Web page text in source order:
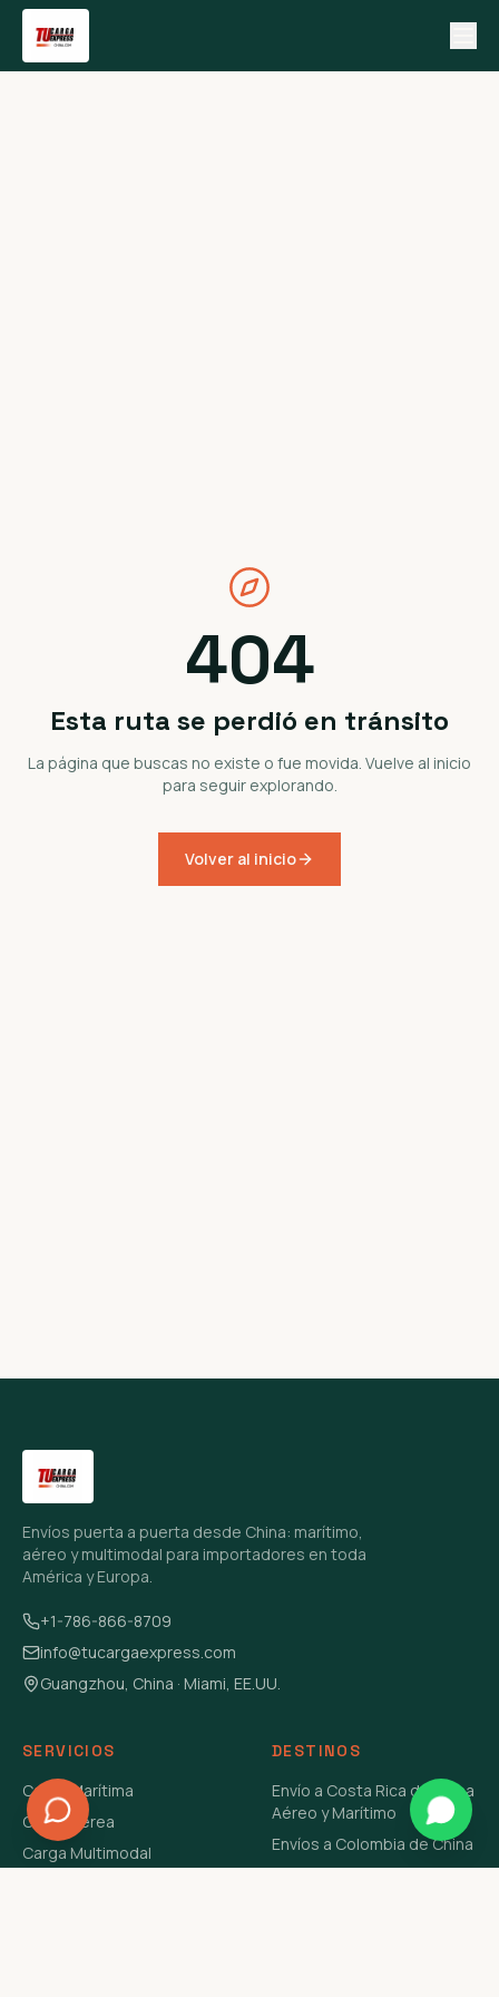
404
Esta ruta se perdió en tránsito
La página que buscas no existe o fue movida. Vuelve al inicio
para seguir explorando.
Volver al inicio
Envíos puerta a puerta desde China: marítimo,
aéreo y multimodal para importadores en toda
América y Europa.
+1-786-866-8709
info@tucargaexpress.com
Guangzhou, China · Miami, EE.UU.
SERVICIOS
Carga Marítima
Carga Aérea
Carga Multimodal
DESTINOS
Envío a Costa Rica de China
Aéreo y Marítimo
Envíos a Colombia de China